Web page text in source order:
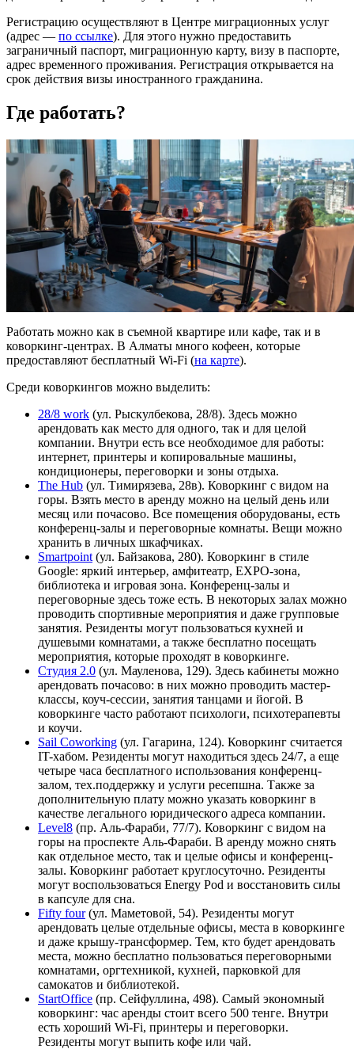
Регистрацию осуществляют в Центре миграционных услуг
(адрес — по ссылке). Для этого нужно предоставить
заграничный паспорт, миграционную карту, визу в паспорте,
адрес временного проживания. Регистрация открывается на
срок действия визы иностранного гражданина.
Где работать?
Работать можно как в съемной квартире или кафе, так и в
коворкинг-центрах. В Алматы много кофеен, которые
предоставляют бесплатный Wi-Fi (на карте).
Среди коворкингов можно выделить:
28/8 work (ул. Рыскулбекова, 28/8). Здесь можно
арендовать как место для одного, так и для целой
компании. Внутри есть все необходимое для работы:
интернет, принтеры и копировальные машины,
кондиционеры, переговорки и зоны отдыха.
The Hub (ул. Тимирязева, 28в). Коворкинг с видом на
горы. Взять место в аренду можно на целый день или
месяц или почасово. Все помещения оборудованы, есть
конференц-залы и переговорные комнаты. Вещи можно
хранить в личных шкафчиках.
Smartpoint (ул. ​Байзакова, 280). Коворкинг в стиле
Google: яркий интерьер, амфитеатр, EXPO-зона,
библиотека и игровая зона. Конференц-залы и
переговорные здесь тоже есть. В некоторых залах можно
проводить спортивные мероприятия и даже групповые
занятия. Резиденты могут пользоваться кухней и
душевыми комнатами, а также бесплатно посещать
мероприятия, которые проходят в коворкинге.
Студия 2.0 (ул. Мауленова, 129). Здесь кабинеты можно
арендовать почасово: в них можно проводить мастер-
классы, коуч-сессии, занятия танцами и йогой. В
коворкинге часто работают психологи, психотерапевты
и коучи.
Sail Coworking (ул. Гагарина, 124). Коворкинг считается
IT-хабом. Резиденты могут находиться здесь 24/7, а еще
четыре часа бесплатного использования конференц-
залом, тех.поддержку и услуги ресепшна. Также за
дополнительную плату можно указать коворкинг в
качестве легального юридического адреса компании.
Level8 (пр. Аль-Фараби, 77/7). Коворкинг с видом на
горы на проспекте Аль-Фараби. В аренду можно снять
как отдельное место, так и целые офисы и конференц-
залы. Коворкинг работает круглосуточно. Резиденты
могут воспользоваться Energy Pod и восстановить силы
в капсуле для сна.
Fifty four(ул. Маметовой, 54). Резиденты могут
арендовать целые отдельные офисы, места в коворкинге
и даже крышу-трансформер. Тем, кто будет арендовать
места, можно бесплатно пользоваться переговорными
комнатами, оргтехникой, кухней, парковкой для
самокатов и библиотекой.
StartOffice (пр. Сейфуллина, 498). Самый экономный
коворкинг: час аренды стоит всего 500 тенге. Внутри
есть хороший Wi-Fi, принтеры и переговорки.
Резиденты могут выпить кофе или чай.